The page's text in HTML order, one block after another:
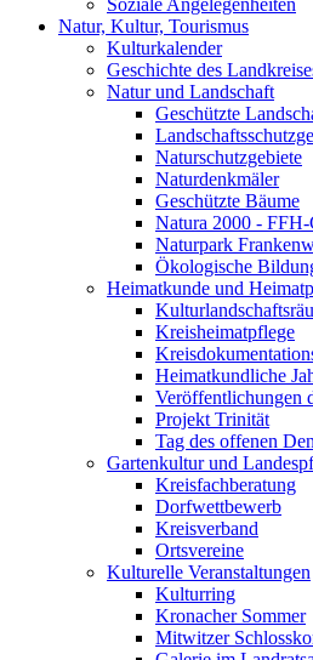
Soziale Angelegenheiten
Natur, Kultur, Tourismus
Kulturkalender
Geschichte des
Natur und Landschaft
Geschützte
Naturschutzgebiete
Naturdenkmäler
Geschützte Bäume
Natura 2000 - FFH-
Naturpark
Ökologische
Heimatkunde und
Kreisheimatpflege
Heimatkundliche
Veröffentlichungen
Projekt Trinität
Tag des offenen
Gartenkultur und
Kreisfachberatung
Dorfwettbewerb
Kreisverband
Ortsvereine
Kulturelle Veranstaltungen
Kulturring
Kronacher Sommer
Mitwitzer